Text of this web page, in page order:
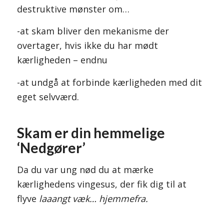
destruktive mønster om…
-at skam bliver den mekanisme der
overtager, hvis ikke du har mødt
kærligheden – endnu
-at undgå at forbinde kærligheden med dit
eget selvværd.
Skam er din hemmelige
‘Nedgører’
Da du var ung nød du at mærke
kærlighedens vingesus, der fik dig til at
flyve laaangt væk… hjemmefra.